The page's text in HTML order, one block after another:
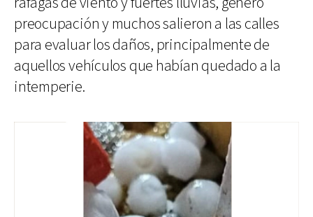
preocupación y muchos salieron a las calles
para evaluar los daños, principalmente de
aquellos vehículos que habían quedado a la
intemperie.